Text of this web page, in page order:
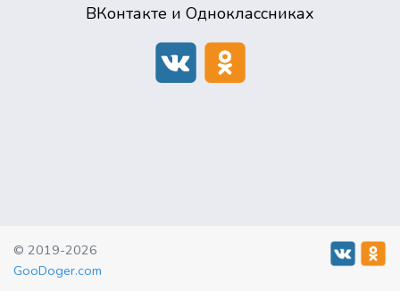
ВКонтакте и Одноклассниках
© 2019-2026
GooDoger.com